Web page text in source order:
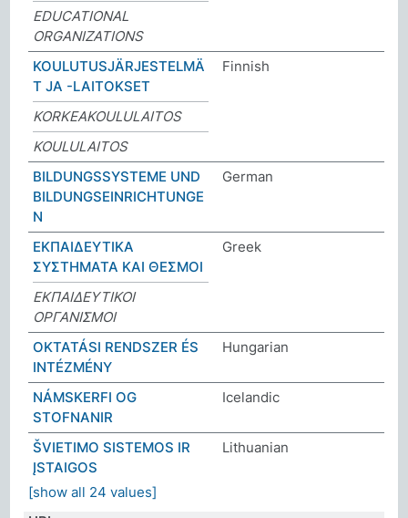
EDUCATIONAL
ORGANIZATIONS
KOULUTUSJÄRJESTELMÄ
T JA -LAITOKSET
Finnish
KORKEAKOULULAITOS
KOULULAITOS
BILDUNGSSYSTEME UND
BILDUNGSEINRICHTUNGE
N
German
ΕΚΠΑΙΔΕΥΤΙΚΑ
ΣΥΣΤΗΜΑΤΑ ΚΑΙ ΘΕΣΜΟΙ
Greek
ΕΚΠΑΙΔΕΥΤΙΚΟΙ
ΟΡΓΑΝΙΣΜΟΙ
OKTATÁSI RENDSZER ÉS
INTÉZMÉNY
Hungarian
NÁMSKERFI OG
STOFNANIR
Icelandic
ŠVIETIMO SISTEMOS IR
ĮSTAIGOS
Lithuanian
[show all 24 values]